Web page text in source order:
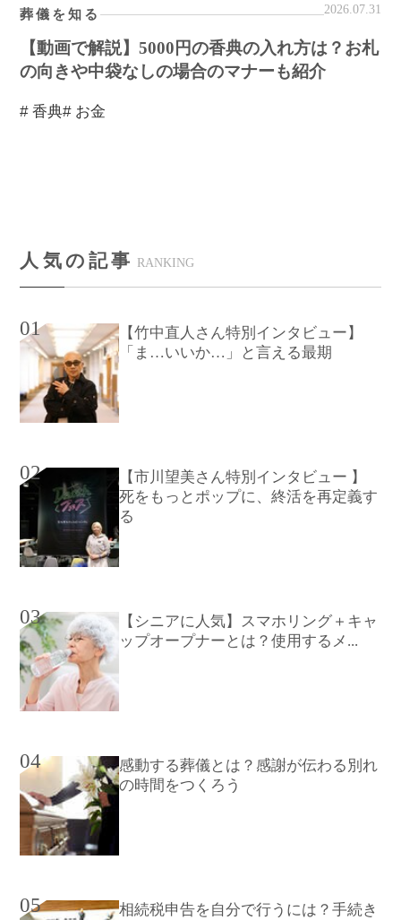
葬儀を知る 2026.07.31
【動画で解説】5000円の香典の入れ方は？お札
の向きや中袋なしの場合のマナーも紹介
# 香典# お金
人気の記事 RANKING
01
【竹中直人さん特別インタビュー】
「ま…いいか…」と言える最期
02
【市川望美さん特別インタビュー 】
死をもっとポップに、終活を再定義す
る
03
【シニアに人気】スマホリング＋キャ
ップオープナーとは？使用するメ...
04
感動する葬儀とは？感謝が伝わる別れ
の時間をつくろう
05
相続税申告を自分で行うには？手続き